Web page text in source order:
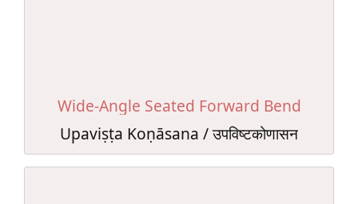
Wide-Angle Seated Forward Bend
Upaviṣṭa Koṇāsana / उपविष्टकोणासन